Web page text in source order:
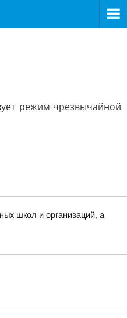
режим чрезвычайной
школ и организаций, а